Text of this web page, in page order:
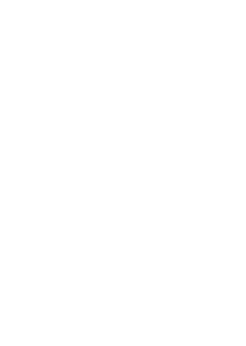
sich klar gegen den Bau des